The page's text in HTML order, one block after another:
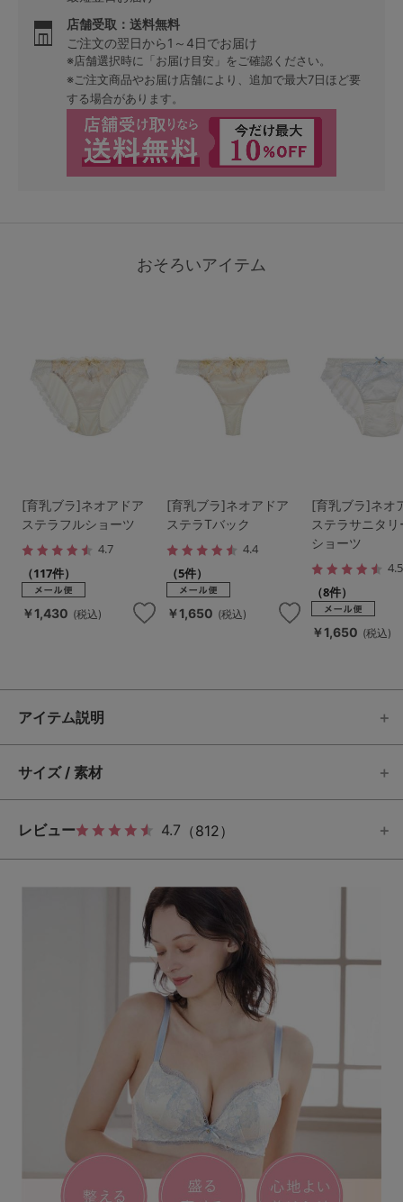
店舗受取：送料無料
ご注文の翌日から1～4日でお届け
※店舗選択時に「お届け目安」をご確認ください。
※ご注文商品やお届け店舗により、追加で最大7日ほど要
する場合があります。
おそろいアイテム
[育乳ブラ]ネオアドア
ステラフルショーツ
4.7
（117件）
￥1,430 (税込)
[育乳ブラ]ネオアドア
ステラTバック
4.4
（5件）
￥1,650 (税込)
[育乳ブラ]ネオ
ステラサニタ
ショーツ
4.5
（8件）
￥1,650 (税込)
アイテム説明
サイズ / 素材
レビュー 4.7 （812）